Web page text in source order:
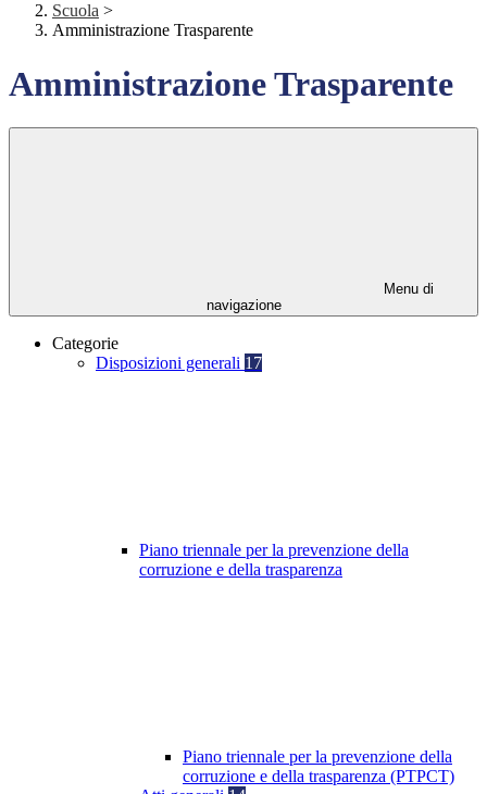
Scuola >
Amministrazione Trasparente
Amministrazione Trasparente
Menu di
navigazione
Categorie
Disposizioni generali 17
Piano triennale per la prevenzione della
corruzione e della trasparenza
Piano triennale per la prevenzione della
corruzione e della trasparenza (PTPCT)